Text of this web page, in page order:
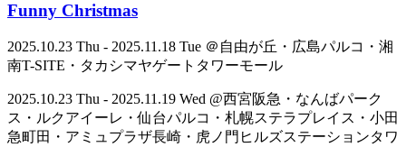
Funny Christmas
2025.10.23 Thu - 2025.11.18 Tue ＠自由が丘・広島パルコ・湘
南T-SITE・タカシマヤゲートタワーモール
2025.10.23 Thu - 2025.11.19 Wed @西宮阪急・なんばパーク
ス・ルクアイーレ・仙台パルコ・札幌ステラプレイス・小田
急町田・アミュプラザ長崎・虎ノ門ヒルズステーションタワ